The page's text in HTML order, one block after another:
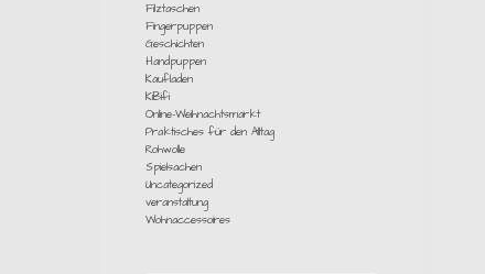
Filztaschen
Fingerpuppen
Geschichten
Handpuppen
Kaufladen
KiBifi
Online-Weihnachtsmarkt
Praktisches für den Alltag
Rohwolle
Spielsachen
Uncategorized
veranstaltung
Wohnaccessoires